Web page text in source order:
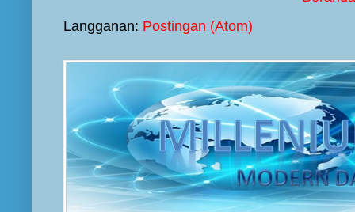
Langganan: Postingan (Atom)